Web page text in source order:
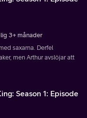
3+ månader
saxarna. Derfel
men Arthur avslöjar att
Season 1: Episode